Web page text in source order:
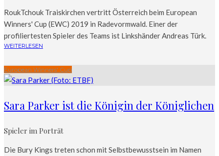
RoukTchouk Traiskirchen vertritt Österreich beim European
Winners' Cup (EWC) 2019 in Radevormwald. Einer der
profiliertesten Spieler des Teams ist Linkshänder Andreas Türk.
WEITERLESEN
European Winners' Cup
Sara Parker ist die Königin der Königlichen
Spieler im Porträt
Die Bury Kings treten schon mit Selbstbewusstsein im Namen